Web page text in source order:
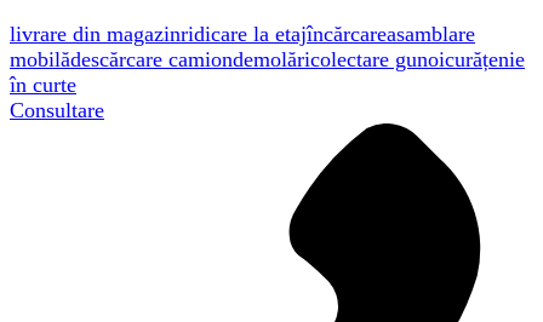
livrare din magazinridicare la etajîncărcareasamblare
mobilădescărcare camiondemolăricolectare gunoicurățenie
în curte
Consultare